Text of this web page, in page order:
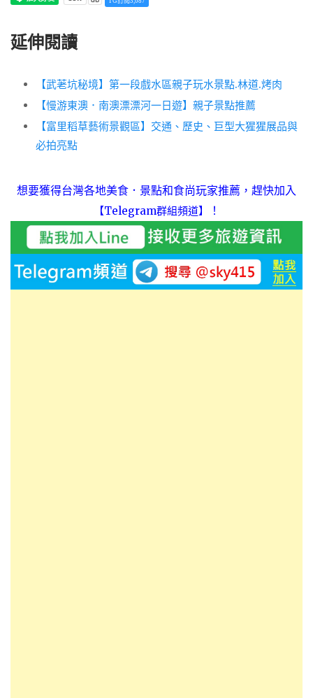
延伸閱讀
【武荖坑秘境】第一段戲水區親子玩水景點.林道.烤肉
【慢游東澳．南澳漂漂河一日遊】親子景點推薦
【富里稻草藝術景觀區】交通、歷史、巨型大猩猩展品與
必拍亮點
想要獲得台灣各地美食．景點和食尚玩家推薦，趕快加入
【Telegram群組頻道】 ！